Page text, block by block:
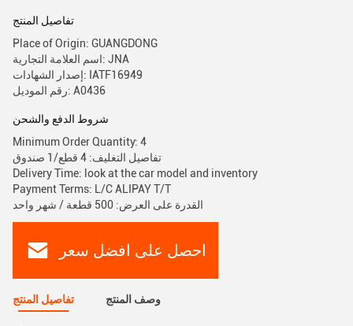
تفاصيل المنتج
Place of Origin: GUANGDONG
اسم العلامة التجارية: JNA
إصدار الشهادات: IATF16949
رقم الموديل: A0436
شروط الدفع والشحن
Minimum Order Quantity: 4
تفاصيل التغليف: 4 قطع/1 صندوق
Delivery Time: look at the car model and inventory
Payment Terms: L/C ALIPAY T/T
القدرة على العرض: 500 قطعة / شهر واحد
احصل على افضل سعر
تفاصيل المنتج وصف المنتج